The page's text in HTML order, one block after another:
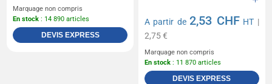
Marquage non compris
En stock : 14 890 articles
DEVIS EXPRESS
A partir de2,53 CHF HT |
2,75 €
Marquage non compris
En stock : 11 870 articles
DEVIS EXPRESS